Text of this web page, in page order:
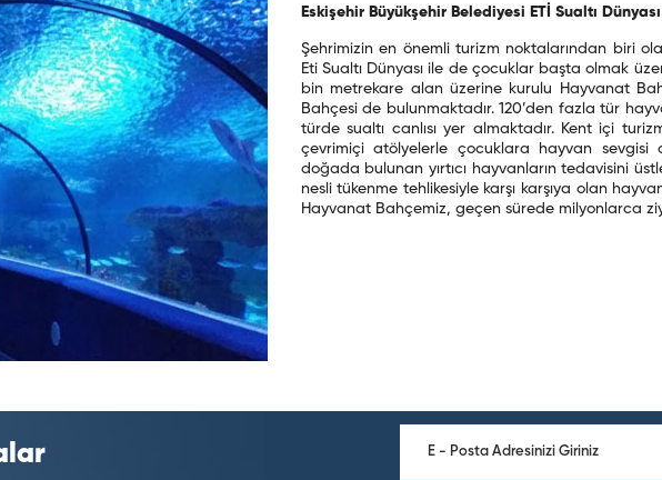
Eskişehir Büyükşehir Belediyesi ETİ Sualtı Dünyası
Şehrimizin en önemli turizm noktalarından biri
Eti Sualtı Dünyası ile de çocuklar başta olmak
bin metrekare alan üzerine kurulu Hayvanat
Bahçesi de bulunmaktadır. 120’den fazla tür
türde sualtı canlısı yer almaktadır. Kent içi
çevrimiçi atölyelerle çocuklara hayvan sevgisi
doğada bulunan yırtıcı hayvanların tedavisini
nesli tükenme tehlikesiyle karşı karşıya olan
Hayvanat Bahçemiz, geçen sürede milyonlarca